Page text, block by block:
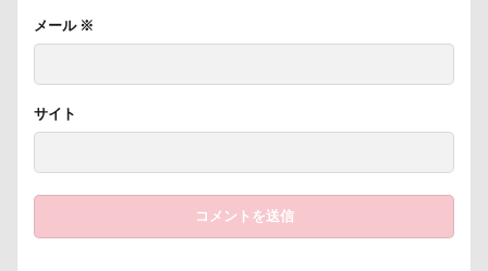
メール ※
サイト